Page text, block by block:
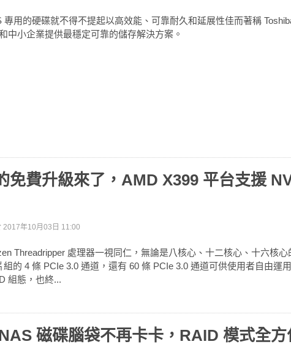
專用的硬碟就不得不提起以高效能、可靠耐久和延展性佳而著稱
中小企業提供最穩定可靠的儲存解決方案。
免費升級來了，AMD X399 平台支援
2017年10月03日 11:00
Threadripper 處理器一視同仁，無論是八核心、十二核心、十六核
組的 4 條 PCIe 3.0 通道，還有 60 條 PCIe 3.0 通道可供使用者自由運
組態，也終...
磁碟腦袋不再卡卡，RAID 模式全方